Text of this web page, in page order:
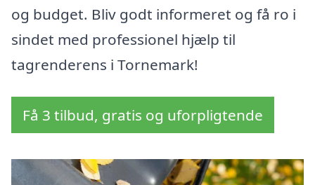
og budget. Bliv godt informeret og få ro i
sindet med professionel hjælp til
tagrenderens i Tornemark!
Få 3 tilbud, gratis og uforpligtende